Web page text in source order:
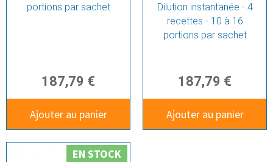
portions par sachet
187,79 €
Ajouter au panier
Dilution instantanée - 4
recettes - 10 à 16
portions par sachet
187,79 €
Ajouter au panier
EN STOCK